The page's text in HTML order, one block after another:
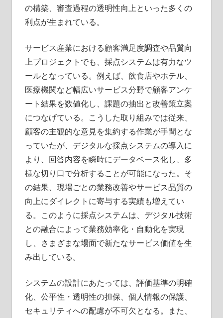
の構築、審査過程の透明性向上といった多くの
利点が生まれている。
サービス産業における顧客満足度調査や品質向
上プロジェクトでも、採点システムは有力なツ
ールとなっている。例えば、飲食店やホテル、
医療機関など幅広いサービス分野で顧客アンケ
ート結果を数値化し、課題の抽出と改善策立案
につなげている。こうした取り組みでは従来、
顧客の主観的な意見を集約する作業が手間とな
っていたが、デジタルな採点システムの導入に
より、回答内容を瞬時にデータベース化し、多
様な切り口で分析することが可能になった。そ
の結果、現場ごとの業務改善やサービス品質の
向上にダイレクトに寄与する実績も増えてい
る。このように採点システムは、デジタル技術
との融合によって業務効率化・自動化を実現
し、さまざまな場面で新たなサービス価値を生
み出している。
システムの設計にあたっては、評価基準の明確
化、公平性・透明性の担保、個人情報の保護、
セキュリティへの配慮が不可欠となる。また、